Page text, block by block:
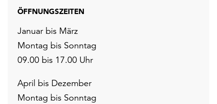
ÖFFNUNGSZEITEN
Januar bis März
Montag bis Sonntag
09.00 bis 17.00 Uhr
April bis Dezember
Montag bis Sonntag